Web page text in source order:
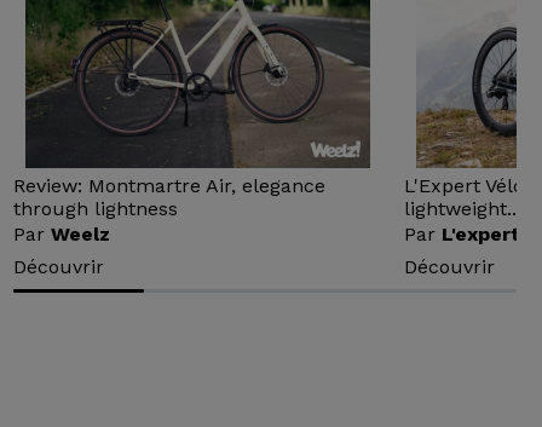
Review: Montmartre Air, elegance
through lightness
ParWeelz
Découvrir
L'Expert Vélo
lightweight...
Par L'expert
Découvrir